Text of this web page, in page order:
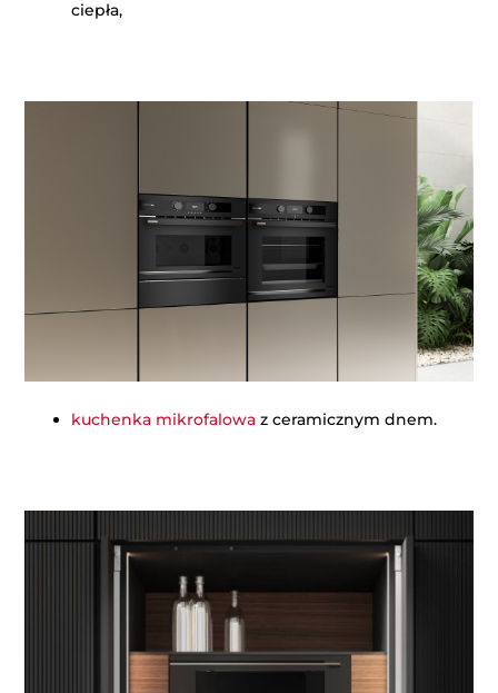
ciepła,
kuchenka mikrofalowa z ceramicznym dnem.